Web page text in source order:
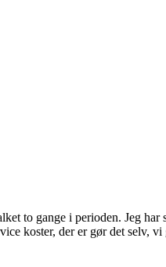
to gange i perioden. Jeg
koster, der er gør det selv,